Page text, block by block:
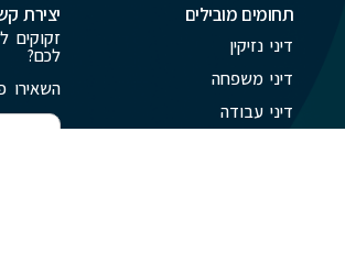
תחומים מובילים
דיני נזיקין
דיני משפחה
דיני עבודה
יצירת
זקוקים
לכם?
השאירו